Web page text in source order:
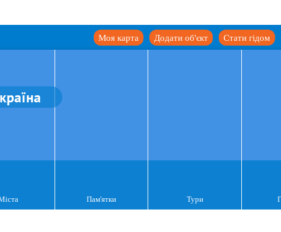
Стати гідом
Додати об'єкт
Моя карта
Пам'ятки Тури